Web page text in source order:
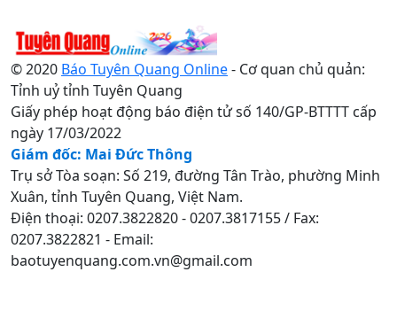
© 2020 Báo Tuyên Quang Online- Cơ quan chủ quản:
Tỉnh uỷ tỉnh Tuyên Quang
Giấy phép hoạt động báo điện tử số 140/GP-BTTTT cấp
ngày 17/03/2022
Giám đốc: Mai Đức Thông
Trụ sở Tòa soạn: Số 219, đường Tân Trào, phường Minh
Xuân, tỉnh Tuyên Quang, Việt Nam.
Điện thoại: 0207.3822820 - 0207.3817155 / Fax:
0207.3822821 - Email:
baotuyenquang.com.vn@gmail.com